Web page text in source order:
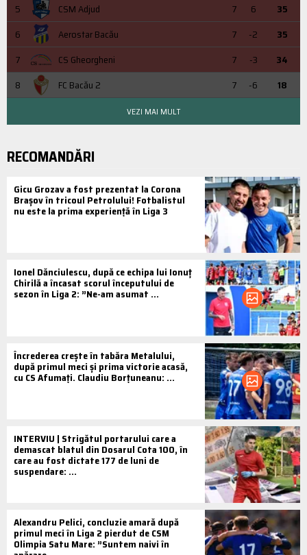
5
CSM Adjud 7 6
35
6
Aerostar Bacău 7 -2
35
7
CS Gheorgheni 7 -3
34
8
FC Bacău 2 7 -6 18
VEZI MAI MULT
RECOMANDĂRI
Gicu Grozav a fost prezentat la Corona
Brașov în tricoul Petrolului! Fotbalistul
nu este la prima experiență în Liga 3
Ionel Dănciulescu, după ce echipa lui Ionuț
Chirilă a încasat scorul începutului de
sezon în Liga 2: ”Ne-am asumat ...
Încrederea crește în tabăra Metalului,
după primul meci și prima victorie acasă,
cu CS Afumați. Claudiu Borțuneanu: ...
INTERVIU | Strigătul portarului care a
demascat blatul din Dosarul Cota 100, în
care au fost dictate 177 de luni de
suspendare: ...
Alexandru Pelici, concluzie amară după
primul meci în Liga 2 pierdut de CSM
Olimpia Satu Mare: ”Suntem naivi în